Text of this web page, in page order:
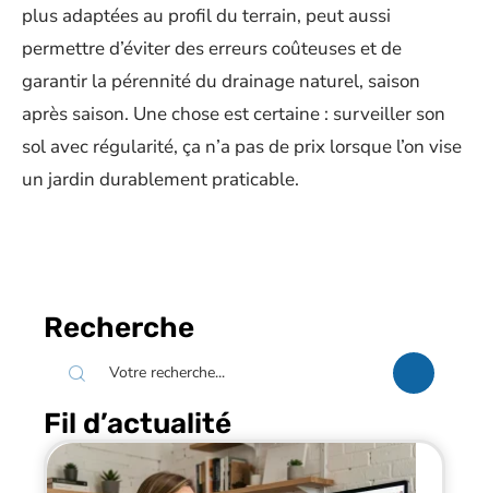
plus adaptées au profil du terrain, peut aussi
permettre d’éviter des erreurs coûteuses et de
garantir la pérennité du drainage naturel, saison
après saison. Une chose est certaine : surveiller son
sol avec régularité, ça n’a pas de prix lorsque l’on vise
un jardin durablement praticable.
Recherche
Fil d’actualité